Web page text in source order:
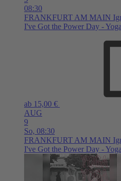
08:30
FRANKFURT AM MAIN
I've Got the Power Day -
ab 15,00 €
AUG
9
So, 08:30
FRANKFURT AM MAIN
I've Got the Power Day -